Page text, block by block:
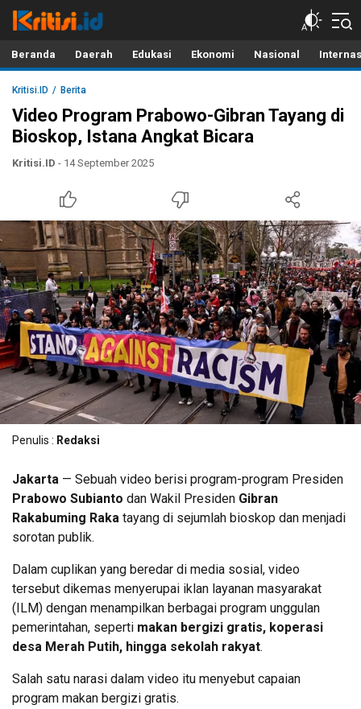
Kritisi.ID
Kritik untuk Negeri!
Beranda Daerah Edukasi Ekonomi Nasional
Kritisi.ID Berita
Video Program Prabowo-Gibran Tayang di
Bioskop, Istana Angkat Bicara
Kritisi.ID - 14 September 2025
Penulis : Redaksi
Jakarta — Sebuah video berisi program-program Presiden
Prabowo Subianto dan Wakil Presiden Gibran
Rakabuming Raka tayang di sejumlah bioskop dan menjadi
sorotan publik.
Dalam cuplikan yang beredar di media sosial, video
tersebut dikemas menyerupai iklan layanan masyarakat
(ILM) dengan menampilkan berbagai program unggulan
pemerintahan, seperti makan bergizi gratis, koperasi
desa Merah Putih, hingga sekolah rakyat.
Salah satu narasi dalam video itu menyebut capaian
program makan bergizi gratis.